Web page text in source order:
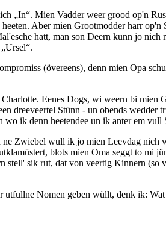
In . Mien Vadder weer grood op'n
heeten. Aber mien Grootmodder harr op'n
hatt, man son Deern kunn jo nich
Ursel .
(övereens), denn mien Opa
Eenes Dogs, wi weern bi mien
Stünn - un obends wedder
ik denn heetendee un ik anter em vull
Zwiebel wull ik jo mien Leevdag
blots mien Oma seggt to mi
stell' sik rut, dat von veertig Kinnern (so
Nomen geben wüllt, denk ik: